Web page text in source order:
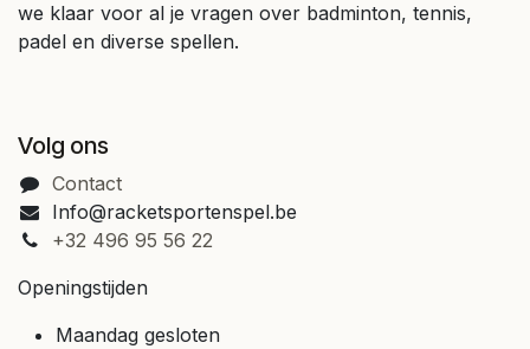
we klaar voor al je vragen over badminton, tennis,
padel en diverse spellen.
Volg ons
Contact
Info@racketsportenspel.be
+32 496 95 56 22
Openingstijden
Maandag gesloten